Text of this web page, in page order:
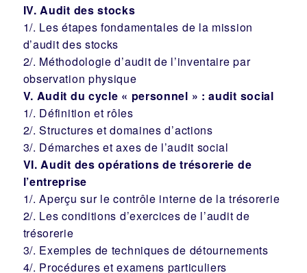
IV. Audit des stocks
1/. Les étapes fondamentales de la mission
d’audit des stocks
2/. Méthodologie d’audit de l’inventaire par
observation physique
V. Audit du cycle « personnel » : audit social
1/. Définition et rôles
2/. Structures et domaines d’actions
3/. Démarches et axes de l’audit social
VI. Audit des opérations de trésorerie de
l’entreprise
1/. Aperçu sur le contrôle interne de la trésorerie
2/. Les conditions d’exercices de l’audit de
trésorerie
3/. Exemples de techniques de détournements
4/. Procédures et examens particuliers